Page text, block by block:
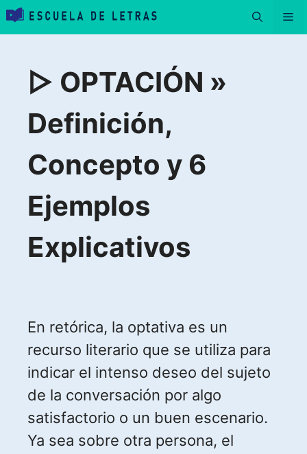
Saltar
contenido▷ OPTACIÓN »
Definición,
Concepto y 6
Ejemplos
Explicativos
En retórica, la optativa es un
recurso literario que se utiliza para
indicar el intenso deseo del sujeto
de la conversación por algo
satisfactorio o un buen escenario.
Ya sea sobre otra persona, el